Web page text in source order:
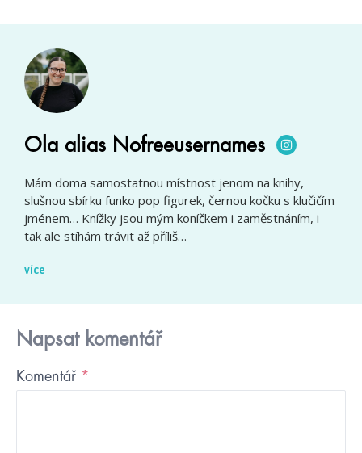
Ola alias Nofreeusernames
Mám doma samostatnou místnost jenom na knihy,
slušnou sbírku funko pop figurek, černou kočku s klučičím
jménem… Knížky jsou mým koníčkem i zaměstnáním, i
tak ale stíhám trávit až příliš…
více
Napsat komentář
Komentář *